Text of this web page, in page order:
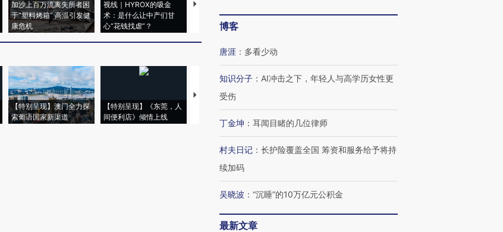
加沙上百万流离失所者困
于“塑料烤箱” 高温引发健
康危机
视线｜HYROX的吸金
术：是什么让中产们甘
心“花钱找虐”？
马航飞行员跨国走私7万
粒摇头丸 尿检体内含3种
度Z世代 用街头抗争将教
机”？难民潮撕裂西班牙
【特别呈现】澳门全力探
索葡语国家新渠道
【特别呈现】《东莞，人
间便利店》倾情上线
【推广】走进第四届链博
有意思的生活方式·第三对
博客
唐涯 ： 多看少动
知识分子 ： AI冲击之下，年轻人与高学历女性更
受伤
丁金坤 ： 耳闻目睹的几位律师
村夫日记 ： 长护险覆盖全国 筹资和服务给予将持
续加码
吴晓波 ： “沉睡”的10万亿元公积金
最新文章